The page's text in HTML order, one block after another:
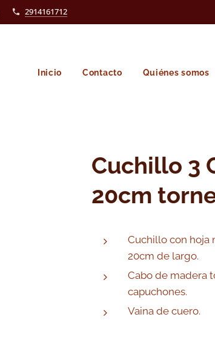
2914161712
Inicio Contacto Quiénes somos
Cuchillo 3
20cm
Cuchillo con hoja
20cm de largo.
Cabo de madera
capuchones.
Vaina de cuero.